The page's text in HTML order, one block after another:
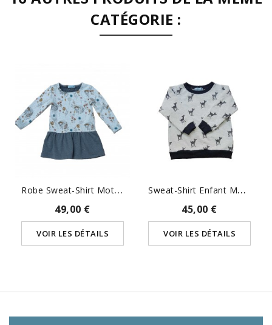
CATÉGORIE :
R
Obe Sweat-Shirt Motifs...
49,00 €
VOIR LES DÉTAILS
S
Weat-Shirt Enfant Motif Faon
45,00 €
VOIR LES DÉTAILS